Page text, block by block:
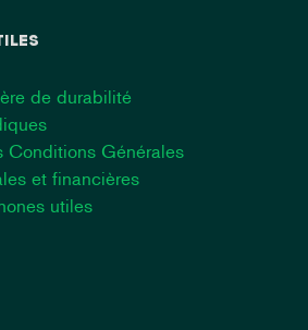
de durabilité
Conditions Générales
et financières
utiles